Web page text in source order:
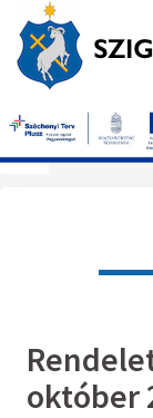
október